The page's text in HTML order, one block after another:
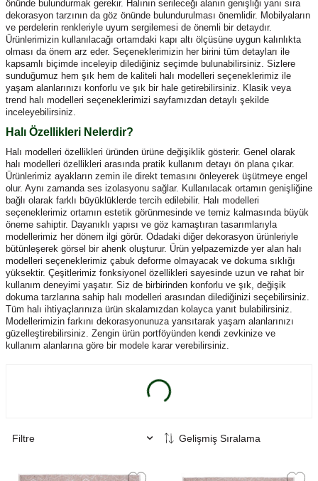
önünde bulundurmak gerekir. Halının serileceği alanın genişliği yanı sıra
dekorasyon tarzının da göz önünde bulundurulması önemlidir. Mobilyaların
ve perdelerin renkleriyle uyum sergilemesi de önemli bir detaydır.
Ürünlerimizin kullanılacağı ortamdaki kapı altı ölçüsüne uygun kalınlıkta
olması da önem arz eder. Seçeneklerimizin her birini tüm detayları ile
kapsamlı biçimde inceleyip dilediğiniz seçimde bulunabilirsiniz. Sizlere
sunduğumuz hem şık hem de kaliteli halı modelleri seçeneklerimiz ile
yaşam alanlarınızı konforlu ve şık bir hale getirebilirsiniz. Klasik veya
trend halı modelleri seçeneklerimizi sayfamızdan detaylı şekilde
inceleyebilirsiniz.
Halı Özellikleri Nelerdir?
Halı modelleri özellikleri üründen ürüne değişiklik gösterir. Genel olarak
halı modelleri özellikleri arasında pratik kullanım detayı ön plana çıkar.
Ürünlerimiz ayakların zemin ile direkt temasını önleyerek üşütmeye engel
olur. Aynı zamanda ses izolasyonu sağlar. Kullanılacak ortamın genişliğine
bağlı olarak farklı büyüklüklerde tercih edilebilir. Halı modelleri
seçeneklerimiz ortamın estetik görünmesinde ve temiz kalmasında büyük
öneme sahiptir. Dayanıklı yapısı ve göz kamaştıran tasarımlarıyla
modellerimiz her dönem ilgi görür. Odadaki diğer dekorasyon ürünleriyle
bütünleşerek görsel bir ahenk oluşturur. Ürün yelpazemizde yer alan halı
modelleri seçeneklerimiz çabuk deforme olmayacak ve dokuma sıklığı
yüksektir. Çeşitlerimiz fonksiyonel özellikleri sayesinde uzun ve rahat bir
kullanım deneyimi yaşatır. Siz de birbirinden konforlu ve şık, değişik
dokuma tarzlarına sahip halı modelleri arasından dilediğinizi seçebilirsiniz.
Tüm halı ihtiyaçlarınıza ürün skalamızdan kolayca yanıt bulabilirsiniz.
Modellerimizin farkını dekorasyonunuza yansıtarak yaşam alanlarınızı
güzelleştirebilirsiniz. Zengin ürün portföyünden kendi zevkinize ve
kullanım alanlarına göre bir modele karar verebilirsiniz.
Filtre